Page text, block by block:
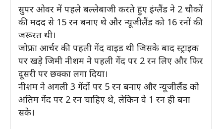
सुपर ओवर में पहले बल्लेबाजी करते हुए इंग्लैंड ने 2 चौकों
की मदद से 15 रन बनाए थे और न्यूजीलैंड को 16 रनों की
जरूरत थी।
जोफ्रा आर्चर की पहली गेंद वाइड थी जिसके बाद स्ट्राइक
पर खड़े जिमी नीशम ने पहली गेंद पर 2 रन लिए और फिर
दूसरी पर छक्का लगा दिया।
नीशम ने अगली 3 गेंदों पर 5 रन बनाए और न्यूजीलैंड को
अंतिम गेंद पर 2 रन चाहिए थे, लेकिन वे 1 रन ही बना
सके।